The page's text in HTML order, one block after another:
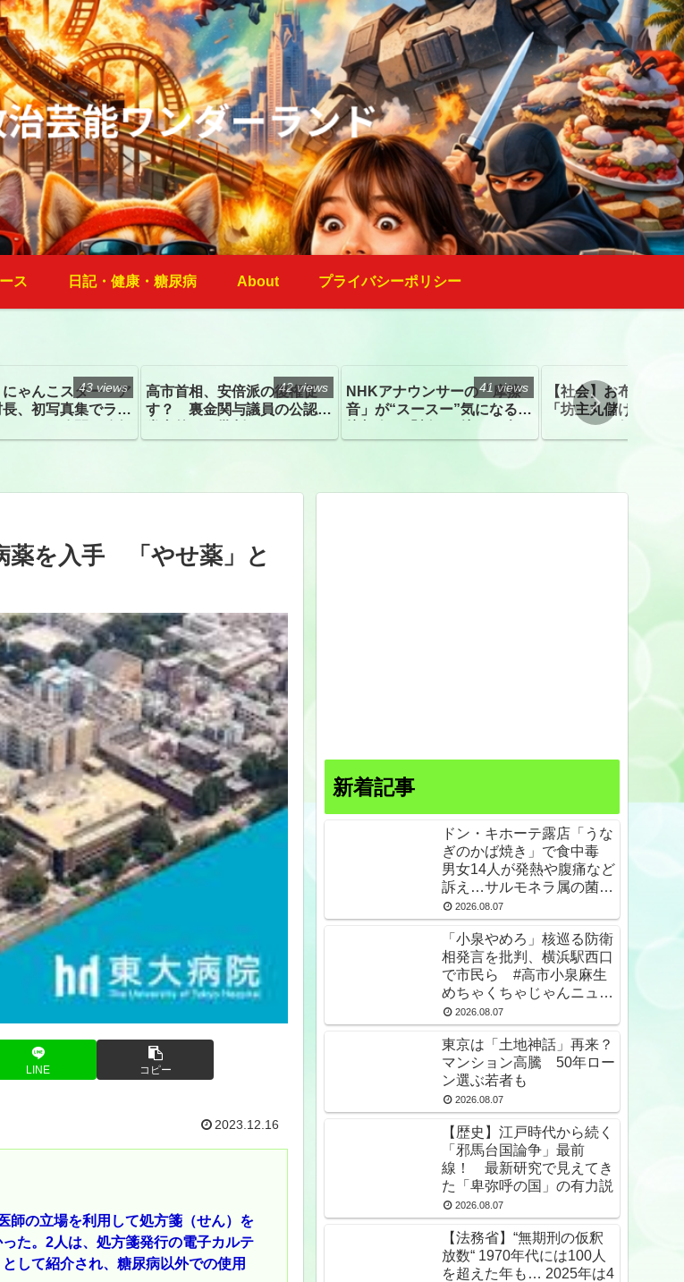
ス 日記・健康・糖尿病 About プライバシーポリシー
にゃんこスター・ア
長、初写真集でラン
写真集が異例の大
43 views
高市首相、安倍派の復権促
す？ 裏金関与議員の公認、
42 views
NHKアナウンサーの「摩擦
音」が“スースー”気になる指
聴こえる。聴きづらい」
41 views
【社会】お布施、戒
「坊主丸儲け」は
ほとんどが年収３０
下「地方の寺の僧侶
薬を入手 「やせ薬」と
LINE コピー
2023.12.16
師の立場を利用して処方箋（せん）を
た。2人は、処方箋発行の電子カルテ
して紹介され、糖尿病以外での使用
新着記事
ドン・キホーテ露店「うな
ぎのかば焼き」で食中毒
男女14人が発熱や腹痛など
訴え…サルモネラ属の菌検
出2026.08.07
「小泉やめろ」核巡る防衛
相発言を批判、横浜駅西口
で市民ら #高市小泉麻生
めちゃくちゃじゃんニュー
スdeプロテスト
2026.08.07
東京は「土地神話」再来？
マンション高騰 50年ロー
ン選ぶ若者も
2026.08.07
【歴史】江戸時代から続く
「邪馬台国論争」最前
線！ 最新研究で見えてき
た「卑弥呼の国」の有力説
2026.08.07
【法務省】“無期刑の仮釈
放数“ 1970年代には100人
を超えた年も… 2025年は4